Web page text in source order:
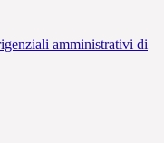
amministrativi di